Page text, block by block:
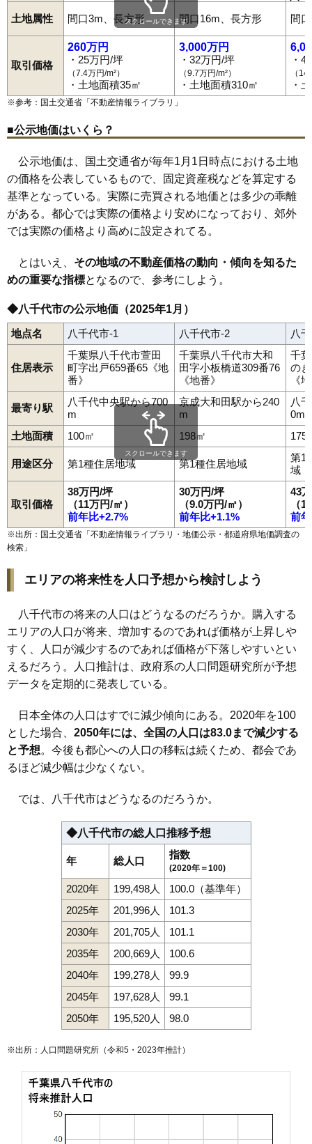
土地属性 間口3m、長方形 間口16m、長方形 間
取引価格
260万円
・25万円/坪
（7.4万円/m²）
・土地面積35㎡
3,000万円
・32万円/坪
（9.7万円/m²）
・土地面積310㎡
・
（
・
スクロールできます
※参考：国土交通省「不動産情報ライブラリ 」
■公示地価はいくら？
公示地価は、国土交通省が毎年1月1日時点における土地
の価格を公表しているもので、固定資産税などを算定する
基準となっている。実際に売買される地価とは多少の乖離
がある。都心では実際の価格より安めになっており、郊外
では実際の価格より高めに設定されてる。
とはいえ、 その地域の不動産価格の動向・傾向を知るた
めの重要な指標となるので、参考にしよう。
◆八千代市の公示地価（2025年1月）
地点名 八千代市-1 八千代市-2 八
住居表示
千葉県八千代市萱田
町字出戸659番65《地
番》
千葉県八千代市大和
田字小板橋道309番76
《地番》
千
の
《
最寄り駅
八千代中央駅から700
m
京成大和田駅から240
m
八
0m
土地面積
100㎡ 198㎡ 175
用途区分 第1種住居地域 第1種住居地域
第1
域
取引価格
38万円/坪
（11万円/㎡）
前年比+2.7%
30万円/坪
（9.0万円/㎡）
前年比+1.1%
43
（
前
スクロールできます
※出所：国土交通省「不動産情報ライブラリ・地価公示・都道府県地価調査の
検索 」
エリアの将来性を人口予想から検討しよう
八千代市の将来の人口はどうなるのだろうか。購入する
エリアの人口が将来、増加するのであれば価格が上昇しや
すく、人口が減少するのであれば価格が下落しやすいとい
えるだろう。人口推計は、政府系の人口問題研究所が予想
データを定期的に発表している。
日本全体の人口はすでに減少傾向にある。2020年を100
とした場合、 2050年には、全国の人口は83.0まで減少する
と予想。今後も都心への人口の移転は続くため、都会であ
るほど減少幅は少なくない。
では、八千代市はどうなるのだろうか。
◆八千代市の総人口推移予想
年 総人口
指数
(2020年＝100)
2020年 199,498人
100.0（基準年）
2025年
201,996人
101.3
2030年
201,705人
101.1
2035年
200,669人
100.6
2040年
199,278人
99.9
2045年
197,628人
99.1
2050年
195,520人 98.0
※出所：人口問題研究所（令和5・2023年推計）
萱田町
島田台 下高野桑橋大学町 保品 緑が丘
麦丸村上 八千代台北八千代台西八千代台東八千代台南
ゆりのき台吉橋米本村上南勝田台北高津緑が丘西
八千代台駅京成大和田駅 勝田台駅
八千代緑が丘駅
八千代中央駅村上駅東葉勝田台駅